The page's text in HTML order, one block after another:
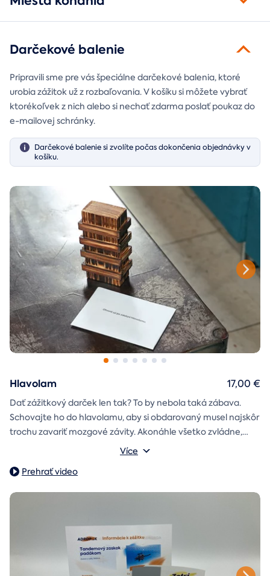
Darčekové balenie
Pripravili sme pre vás špeciálne darčekové balenia, ktoré
urobia zážitok už z rozbaľovania. V košíku si môžete vybrať
ktorékoľvek z nich alebo si nechať zdarma poslať poukaz do
e-mailovej schránky.
Darčekové balenie si zvolíte počas dokončenia objednávky v
košíku.
Hlavolam
Dať zážitkový darček len tak? To by nebola taká zábava.
Schovajte ho do hlavolamu, aby si obdarovaný musel najskôr
trochu zavariť mozgové závity. Akonáhle všetko zvládne,
objaví poukaz na zážitok i s vašim venováním.
Vonkajšie rozmery: 15,5 × 8,5 × 5 cm
Více
17,00 €
Prehrať video